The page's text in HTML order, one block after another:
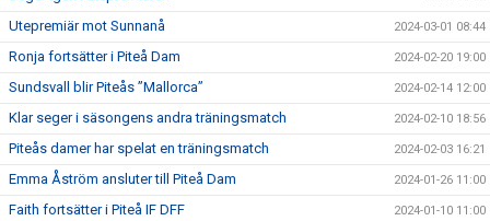
Utepremiär mot Sunnanå 2024-03-01 08:44
Ronja fortsätter i Piteå Dam 2024-02-20 19:00
Sundsvall blir Piteås ”Mallorca” 2024-02-14 12:00
Klar seger i säsongens andra träningsmatch 2024-02-10 18:56
Piteås damer har spelat en träningsmatch 2024-02-03 16:21
Emma Åström ansluter till Piteå Dam 2024-01-26 11:00
Faith fortsätter i Piteå IF DFF 2024-01-10 11:00